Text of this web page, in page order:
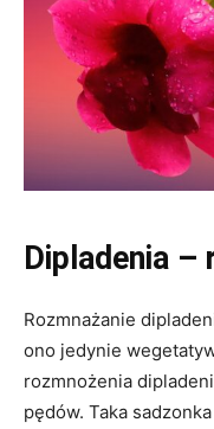
Dipladenia –
Rozmnażanie
ono jedynie
rozmnożenia
pędów. Taka